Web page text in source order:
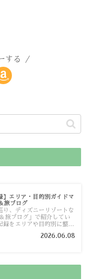
する
】エリア・目的別ガイドマ
旅ブログ
り、ディズニーリゾートな
旅ブログ」で紹介してい
録をエリアや目的別に整理
ーズに見つけていただけま
2026.06.08